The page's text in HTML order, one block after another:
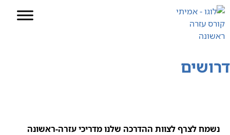
דרושים
נשמח לצרף לצוות ההדרכה שלנו מדריכי עזרה-ראשונה